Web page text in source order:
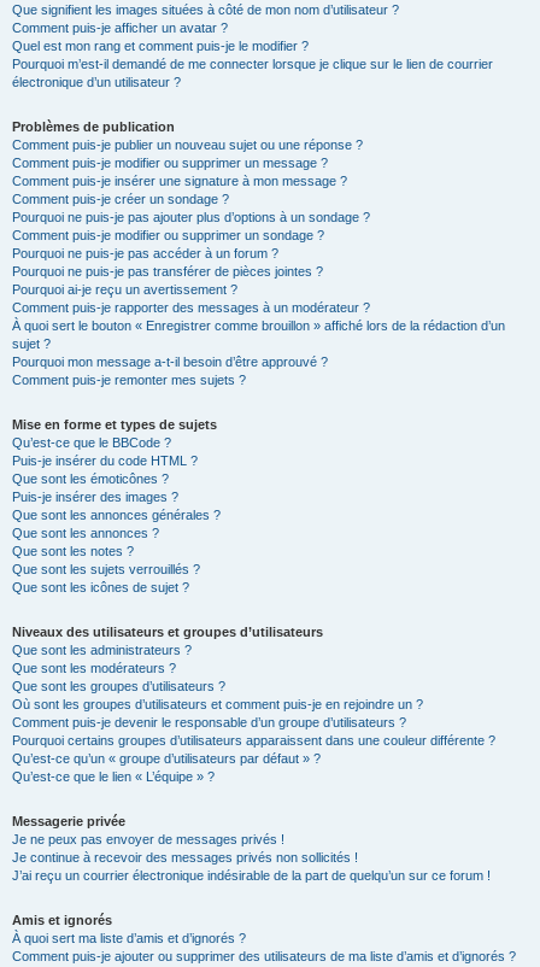
Que signifient les images situées à côté de mon nom d’utilisateur ?
Comment puis-je afficher un avatar ?
Quel est mon rang et comment puis-je le modifier ?
Pourquoi m’est-il demandé de me connecter lorsque je clique sur le lien de courrier
électronique d’un utilisateur ?
Problèmes de publication
Comment puis-je publier un nouveau sujet ou une réponse ?
Comment puis-je modifier ou supprimer un message ?
Comment puis-je insérer une signature à mon message ?
Comment puis-je créer un sondage ?
Pourquoi ne puis-je pas ajouter plus d’options à un sondage ?
Comment puis-je modifier ou supprimer un sondage ?
Pourquoi ne puis-je pas accéder à un forum ?
Pourquoi ne puis-je pas transférer de pièces jointes ?
Pourquoi ai-je reçu un avertissement ?
Comment puis-je rapporter des messages à un modérateur ?
À quoi sert le bouton « Enregistrer comme brouillon » affiché lors de la rédaction d’un
sujet ?
Pourquoi mon message a-t-il besoin d’être approuvé ?
Comment puis-je remonter mes sujets ?
Mise en forme et types de sujets
Qu’est-ce que le BBCode ?
Puis-je insérer du code HTML ?
Que sont les émoticônes ?
Puis-je insérer des images ?
Que sont les annonces générales ?
Que sont les annonces ?
Que sont les notes ?
Que sont les sujets verrouillés ?
Que sont les icônes de sujet ?
Niveaux des utilisateurs et groupes d’utilisateurs
Que sont les administrateurs ?
Que sont les modérateurs ?
Que sont les groupes d’utilisateurs ?
Où sont les groupes d’utilisateurs et comment puis-je en rejoindre un ?
Comment puis-je devenir le responsable d’un groupe d’utilisateurs ?
Pourquoi certains groupes d’utilisateurs apparaissent dans une couleur différente ?
Qu’est-ce qu’un « groupe d’utilisateurs par défaut » ?
Qu’est-ce que le lien « L’équipe » ?
Messagerie privée
Je ne peux pas envoyer de messages privés !
Je continue à recevoir des messages privés non sollicités !
J’ai reçu un courrier électronique indésirable de la part de quelqu’un sur ce forum !
Amis et ignorés
À quoi sert ma liste d’amis et d’ignorés ?
Comment puis-je ajouter ou supprimer des utilisateurs de ma liste d’amis et d’ignorés ?